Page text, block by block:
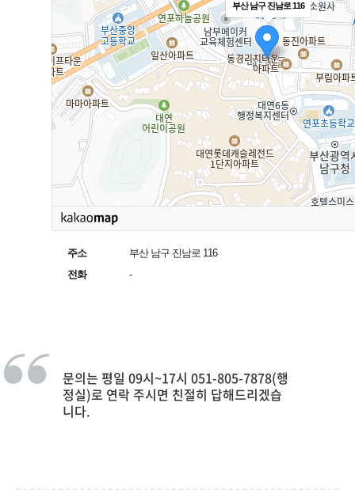
부산 남구 진남로 116
주소
부산 남구 진남로 116
전화
-
문의는 평일 09시~17시 051-805-7878(행
정실)로 연락 주시면 친절히 답해드리겠습
니다.